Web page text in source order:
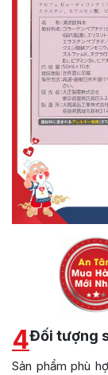
4Đối tượng
Sản phẩm phù